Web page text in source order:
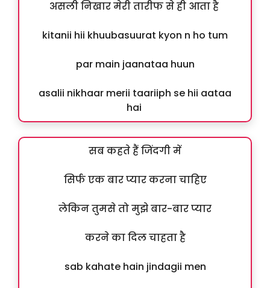
असली निखार मेरी तारीफ से ही आता है
kitanii hii khuubasuurat kyon n ho tum
par main jaanataa huun
asalii nikhaar merii taariiph se hii aataa
hai
सब कहते हैं जिंदगी में
सिर्फ एक बार प्यार करना चाहिए
लेकिन तुमसे तो मुझे बार-बार प्यार
करने का दिल चाहता है
sab kahate hain jindagii men